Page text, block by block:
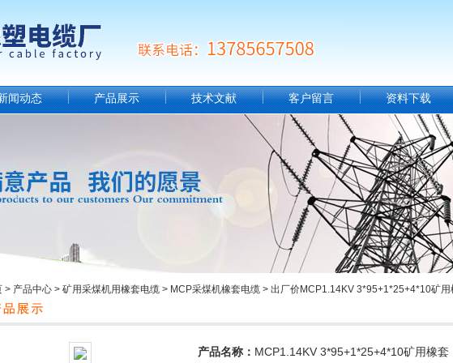
闻动态 产品展示 技术文献 客户留言 资料下载
> 产品中心 > 矿用采煤机用橡套电缆 > MCP采煤机橡套电缆 > 出厂价MCP1.14KV 3*95+1*25+4*10矿用
产品名称： MCP1.14KV 3*95+1*25+4*10矿用橡套